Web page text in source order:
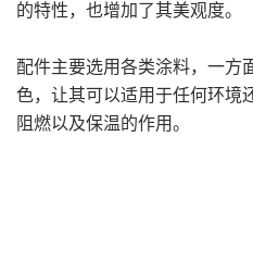
的特性，也增加了其美观度。
配件主要选用各类涂料，一方
色，让其可以适用于任何环境
阻燃以及保温的作用。